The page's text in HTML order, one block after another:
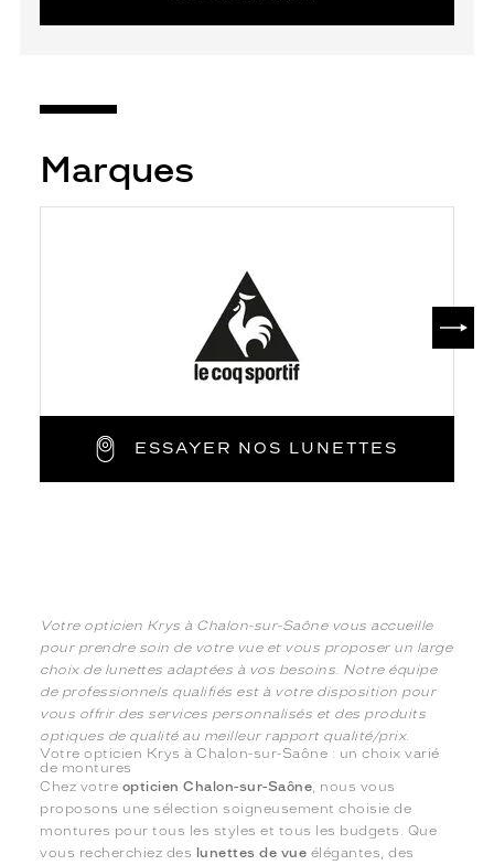
Marques
ESSAYER NOS LUNETTES
Votre opticien Krys à Chalon-sur-Saône vous accueille
pour prendre soin de votre vue et vous proposer un large
choix de lunettes adaptées à vos besoins. Notre équipe
de professionnels qualifiés est à votre disposition pour
vous offrir des services personnalisés et des produits
optiques de qualité au meilleur rapport qualité/prix.
Votre opticien Krys à Chalon-sur-Saône : un choix varié
de montures
Chez votre opticien Chalon-sur-Saône, nous vous
proposons une sélection soigneusement choisie de
montures pour tous les styles et tous les budgets. Que
vous recherchiez des lunettes de vue élégantes, des